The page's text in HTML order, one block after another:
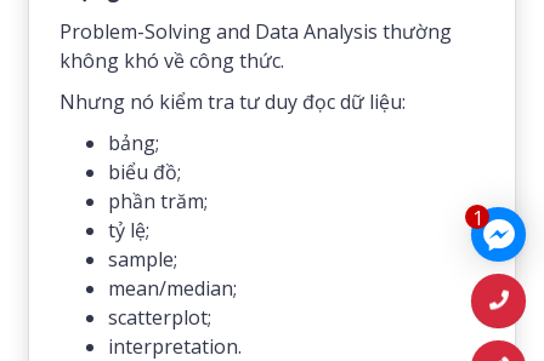
1
Problem-Solving and Data Analysis thường
không khó về công thức.
Nhưng nó kiểm tra tư duy đọc dữ liệu:
bảng;
biểu đồ;
phần trăm;
tỷ lệ;
sample;
mean/median;
scatterplot;
interpretation.